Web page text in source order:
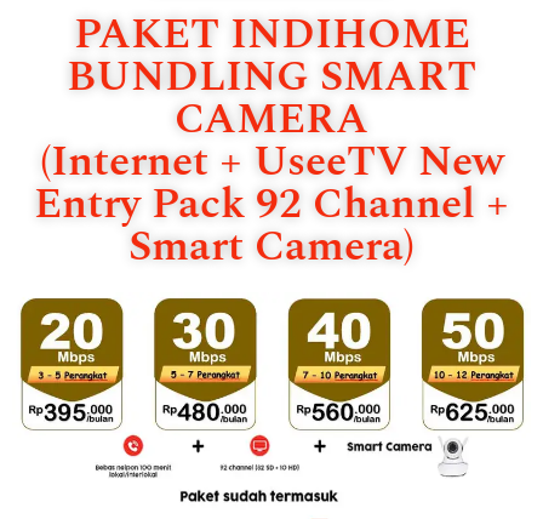
PAKET INDIHOME
BUNDLING SMART
CAMERA
(Internet + UseeTV New
Entry Pack 92 Channel +
Smart Camera)